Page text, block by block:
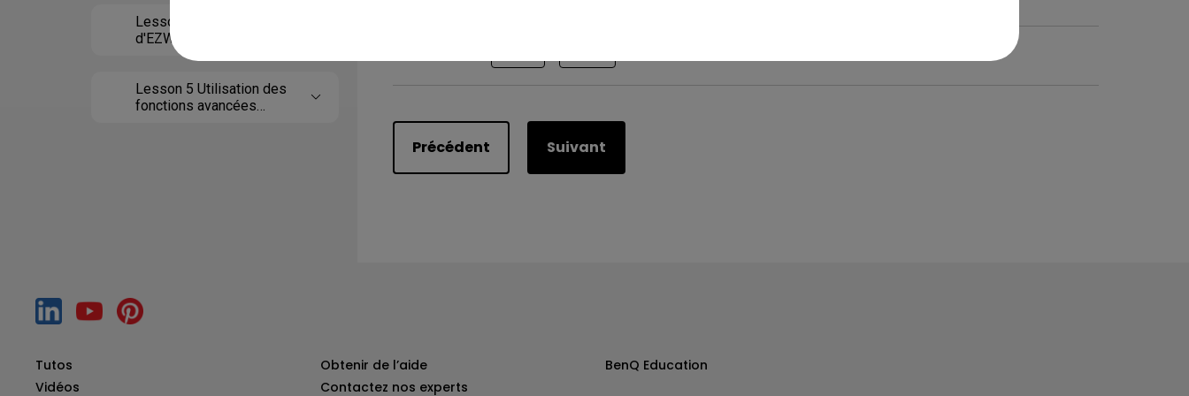
Lesson 4 Utilisation
d'EZWrite 6 Web
Lesson 5 Utilisation des
fonctions avancées
Précédent Suivant
Tutos
Vidéos
Obtenir de l’aide
Contactez nos experts
BenQ Education